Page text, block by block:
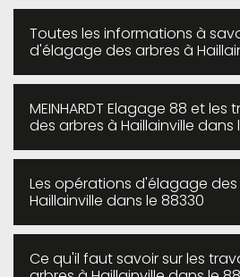
Toutes les informations à
d'élagage des arbres à
MEINHARDT Elagage 88 et
des arbres à Haillainville dans
Les opérations d'élagage
Haillainville dans le 88330
Ce qu'il faut savoir sur les